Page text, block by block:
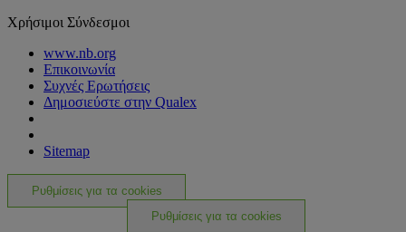
Χρήσιμοι Σύνδεσμοι
www.nb.org
Επικοινωνία
Συχνές Ερωτήσεις
Δημοσιεύστε στην Qualex
Sitemap
Ρυθμίσεις για τα cookies
Ρυθμίσεις για τα cookies